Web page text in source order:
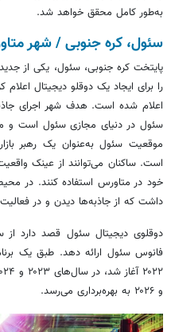
به‌طور کامل محقق خواهد شد.
سئول، کره جنوبی / شهر
پایتخت کره جنوبی، سئول، یکی از
را برای ایجاد یک دوقلو دیجیتال
اعلام شده است. هدف شهر اجرای
سئول در دنیای مجازی سئول است و
است. ساکنان می‌توانند از عینک
خود در متاورس استفاده کنند. در
داشت که از جاذبه‌ها دیدن و در
فانوس سئول ارائه دهد. طبق یک
و ۲۰۲۶ به بهره‌برداری می‌رسد.